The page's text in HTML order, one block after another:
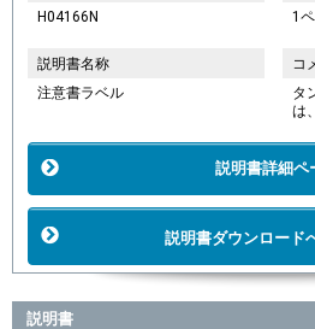
H04166N
1
説明書名称
注意書ラベル
コ
タ
は
説明書詳細ペ
説明書ダウンロード
説明書